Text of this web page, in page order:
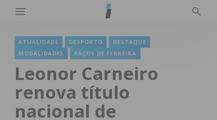
ATUALIDADE DESPORTO
DESTAQUE
MODALIDADES
PAÇOS DE FERREIRA
Leonor Carneiro
renova título
nacional de